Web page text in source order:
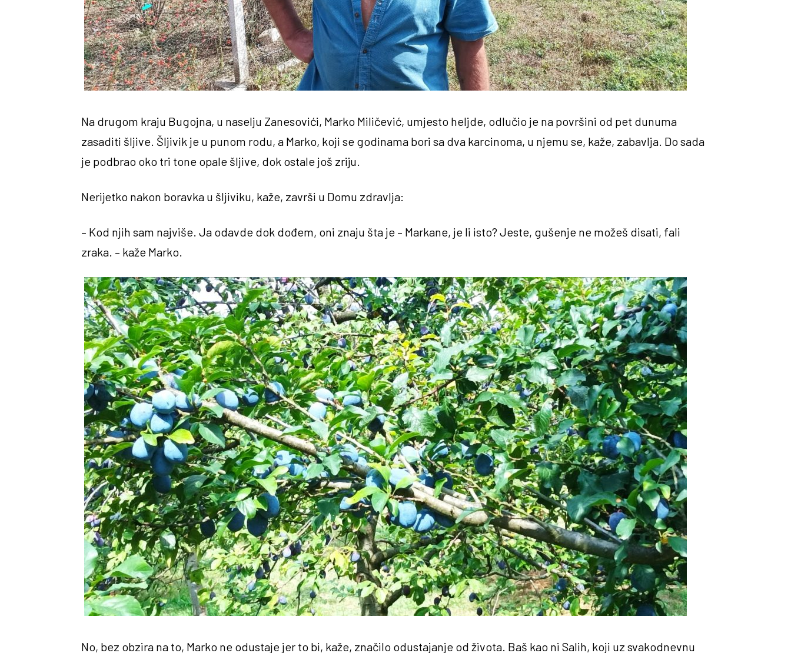
Na drugom kraju Bugojna, u naselju Zanesovići, Marko Miličević, umjesto heljde, odlučio je na površini od pet dunuma
zasaditi šljive. Šljivik je u punom rodu, a Marko, koji se godinama bori sa dva karcinoma, u njemu se, kaže, zabavlja. Do sada
je podbrao oko tri tone opale šljive, dok ostale još zriju.
Nerijetko nakon boravka u šljiviku, kaže, završi u Domu zdravlja:
– Kod njih sam najviše. Ja odavde dok dođem, oni znaju šta je – Markane, je li isto? Jeste, gušenje ne možeš disati, fali
zraka. – kaže Marko.
No, bez obzira na to, Marko ne odustaje jer to bi, kaže, značilo odustajanje od života. Baš kao ni Salih, koji uz svakodnevnu